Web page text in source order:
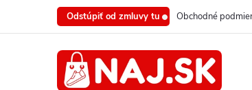
Odstúpiť od zmluvy tu Obchodné